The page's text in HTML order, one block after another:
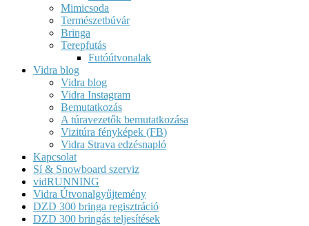
Mimicsoda
Természetbúvár
Bringa
Terepfutás
Futóútvonalak
Vidra blog
Vidra blog
Vidra Instagram
Bemutatkozás
A túravezetők bemutatkozása
Vizitúra fényképek (FB)
Vidra Strava edzésnapló
Kapcsolat
Sí & Snowboard szerviz
vidRUNNING
Vidra Útvonalgyűjtemény
DZD 300 bringa regisztráció
DZD 300 bringás teljesítések